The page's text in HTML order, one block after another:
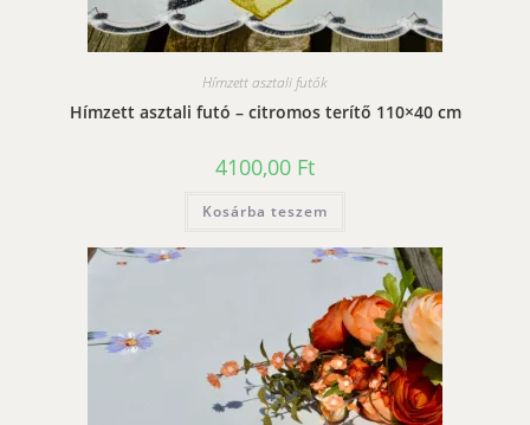
Hímzett asztali futók
Hímzett asztali futó – citromos terítő 110×40 cm
4100,00 Ft
Kosárba teszem